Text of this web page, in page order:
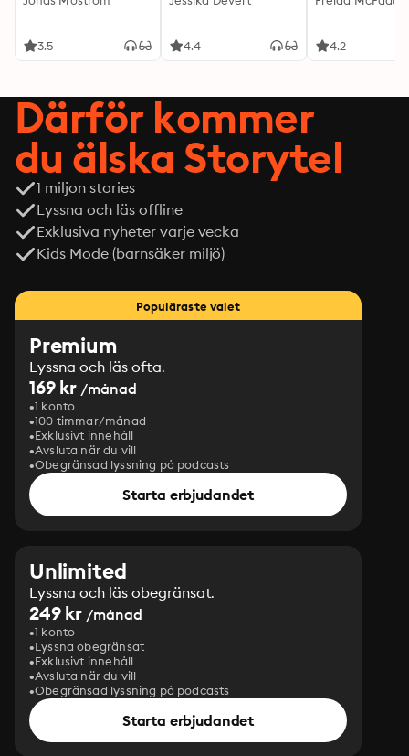
3.5 4.4 4.2
Därför kommer
du älska Storytel
1 miljon stories
Lyssna och läs offline
Exklusiva nyheter varje vecka
Kids Mode (barnsäker miljö)
Populäraste valet
Premium
Lyssna och läs ofta.
169 kr /månad
1 konto
100 timmar/månad
Exklusivt innehåll
Avsluta när du vill
Obegränsad lyssning på podcasts
Starta erbjudandet
Unlimited
Lyssna och läs obegränsat.
249 kr /månad
1 konto
Lyssna obegränsat
Exklusivt innehåll
Avsluta när du vill
Obegränsad lyssning på podcasts
Starta erbjudandet